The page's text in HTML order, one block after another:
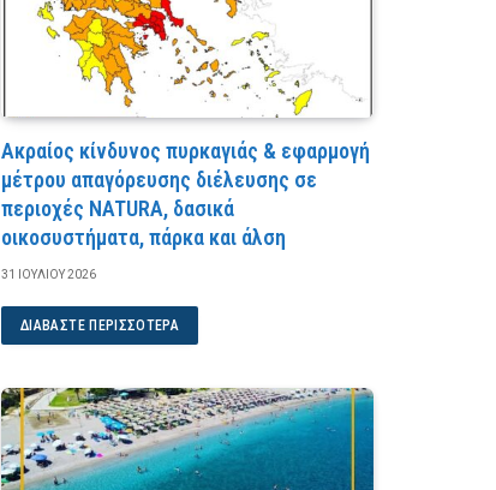
Ακραίος κίνδυνος πυρκαγιάς & εφαρμογή
μέτρου απαγόρευσης διέλευσης σε
περιοχές NATURA, δασικά
οικοσυστήματα, πάρκα και άλση
31 ΙΟΥΛΊΟΥ 2026
ΔΙΑΒΆΣΤΕ ΠΕΡΙΣΣΌΤΕΡΑ